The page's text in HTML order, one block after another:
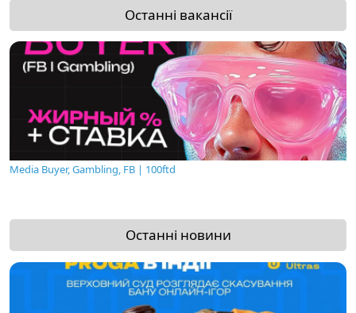
Останні вакансії
Media Buyer, Gambling, FB | 100ftd
Останні новини